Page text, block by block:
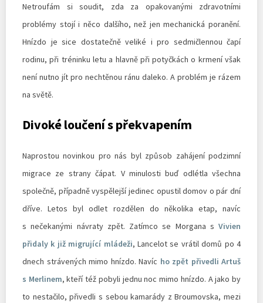
Netroufám si soudit, zda za opakovanými zdravotními
problémy stojí i něco dalšího, než jen mechanická poranění.
Hnízdo je sice dostatečně veliké i pro sedmičlennou čapí
rodinu, při tréninku letu a hlavně při potyčkách o krmení však
není nutno jít pro nechtěnou ránu daleko. A problém je rázem
na světě.
Divoké loučení s překvapením
Naprostou novinkou pro nás byl způsob zahájení podzimní
migrace ze strany čápat. V minulosti buď odlétla všechna
společně, případně vyspělejší jedinec opustil domov o pár dní
dříve. Letos byl odlet rozdělen do několika etap, navíc
s nečekanými návraty zpět. Zatímco se Morgana s Vivien
přidaly k již migrující mládeži, Lancelot se vrátil domů po 4
dnech strávených mimo hnízdo. Navíc ho zpět přivedli Artuš
s Merlinem, kteří též pobyli jednu noc mimo hnízdo. A jako by
to nestačilo, přivedli s sebou kamarády z Broumovska, mezi